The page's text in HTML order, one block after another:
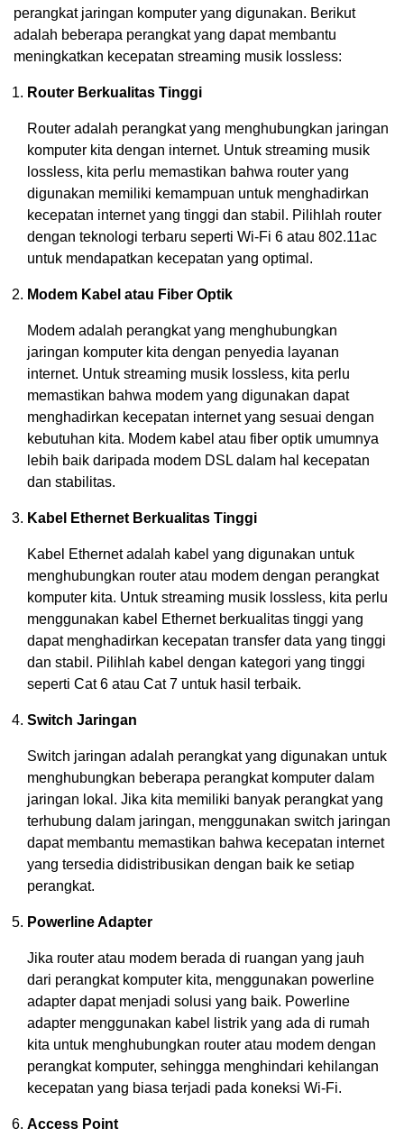
perangkat jaringan komputer yang digunakan. Berikut
adalah beberapa perangkat yang dapat membantu
meningkatkan kecepatan streaming musik lossless:
Router Berkualitas Tinggi
Router adalah perangkat yang menghubungkan jaringan
komputer kita dengan internet. Untuk streaming musik
lossless, kita perlu memastikan bahwa router yang
digunakan memiliki kemampuan untuk menghadirkan
kecepatan internet yang tinggi dan stabil. Pilihlah router
dengan teknologi terbaru seperti Wi-Fi 6 atau 802.11ac
untuk mendapatkan kecepatan yang optimal.
Modem Kabel atau Fiber Optik
Modem adalah perangkat yang menghubungkan
jaringan komputer kita dengan penyedia layanan
internet. Untuk streaming musik lossless, kita perlu
memastikan bahwa modem yang digunakan dapat
menghadirkan kecepatan internet yang sesuai dengan
kebutuhan kita. Modem kabel atau fiber optik umumnya
lebih baik daripada modem DSL dalam hal kecepatan
dan stabilitas.
Kabel Ethernet Berkualitas Tinggi
Kabel Ethernet adalah kabel yang digunakan untuk
menghubungkan router atau modem dengan perangkat
komputer kita. Untuk streaming musik lossless, kita perlu
menggunakan kabel Ethernet berkualitas tinggi yang
dapat menghadirkan kecepatan transfer data yang tinggi
dan stabil. Pilihlah kabel dengan kategori yang tinggi
seperti Cat 6 atau Cat 7 untuk hasil terbaik.
Switch Jaringan
Switch jaringan adalah perangkat yang digunakan untuk
menghubungkan beberapa perangkat komputer dalam
jaringan lokal. Jika kita memiliki banyak perangkat yang
terhubung dalam jaringan, menggunakan switch jaringan
dapat membantu memastikan bahwa kecepatan internet
yang tersedia didistribusikan dengan baik ke setiap
perangkat.
Powerline Adapter
Jika router atau modem berada di ruangan yang jauh
dari perangkat komputer kita, menggunakan powerline
adapter dapat menjadi solusi yang baik. Powerline
adapter menggunakan kabel listrik yang ada di rumah
kita untuk menghubungkan router atau modem dengan
perangkat komputer, sehingga menghindari kehilangan
kecepatan yang biasa terjadi pada koneksi Wi-Fi.
Access Point